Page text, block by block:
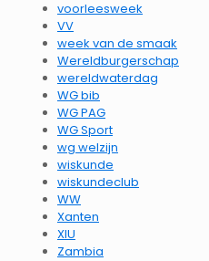
voorleesweek
VV
week van de smaak
Wereldburgerschap
wereldwaterdag
WG bib
WG PAG
WG Sport
wg welzijn
wiskunde
wiskundeclub
WW
Xanten
XIU
Zambia